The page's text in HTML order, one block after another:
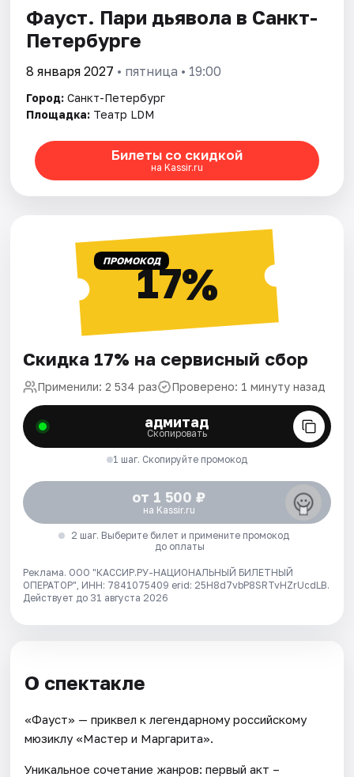
Фауст. Пари дьявола в Санкт-
Петербурге
8 января 2027 • пятница • 19:00
Город: Санкт-Петербург
Площадка: Театр LDM
Билеты со скидкой
на Kassir.ru
ПРОМОКОД17%
Скидка 17% на сервисный сбор
Применили: 2 534 раз Проверено: 1 минуту назад
адмитад
Скопировать
1 шаг. Скопируйте промокод
от 1 500 ₽
на Kassir.ru
2 шаг. Выберите билет и примените промокод
до оплаты
Реклама. ООО "КАССИР.РУ-НАЦИОНАЛЬНЫЙ БИЛЕТНЫЙ
ОПЕРАТОР", ИНН: 7841075409 erid: 25H8d7vbP8SRTvHZrUcdLB.
Действует до 31 августа 2026
О спектакле
«Фауст» — приквел к легендарному российскому
мюзиклу «Мастер и Маргарита».
Уникальное сочетание жанров: первый акт –